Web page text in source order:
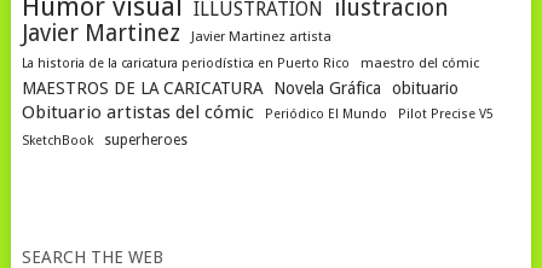
ILLUSTRATION
ilustracion
Javier Martinez
Javier Martinez artista
La historia de la caricatura periodística en Puerto Rico
maestro del cómic
MAESTROS DE LA CARICATURA Novela Gráfica obituario
Obituario artistas del cómic Periódico El Mundo
Pilot Precise V5
SketchBook
superheroes
SEARCH THE WEB